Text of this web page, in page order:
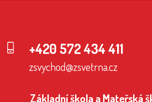
+420 572 434 411
zsvychod@zsvetrna.cz
Základní škola a Mateřská